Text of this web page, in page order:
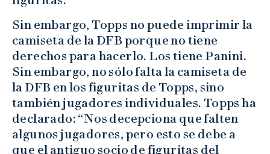
Sin embargo, Topps no puede imprimir la
camiseta de la DFB porque no tiene
derechos para hacerlo. Los tiene Panini.
Sin embargo, no sólo falta la camiseta de
la DFB en los figuritas de Topps, sino
también jugadores individuales. Topps ha
declarado: “Nos decepciona que falten
algunos jugadores, pero esto se debe a
que el antiguo socio de figuritas del